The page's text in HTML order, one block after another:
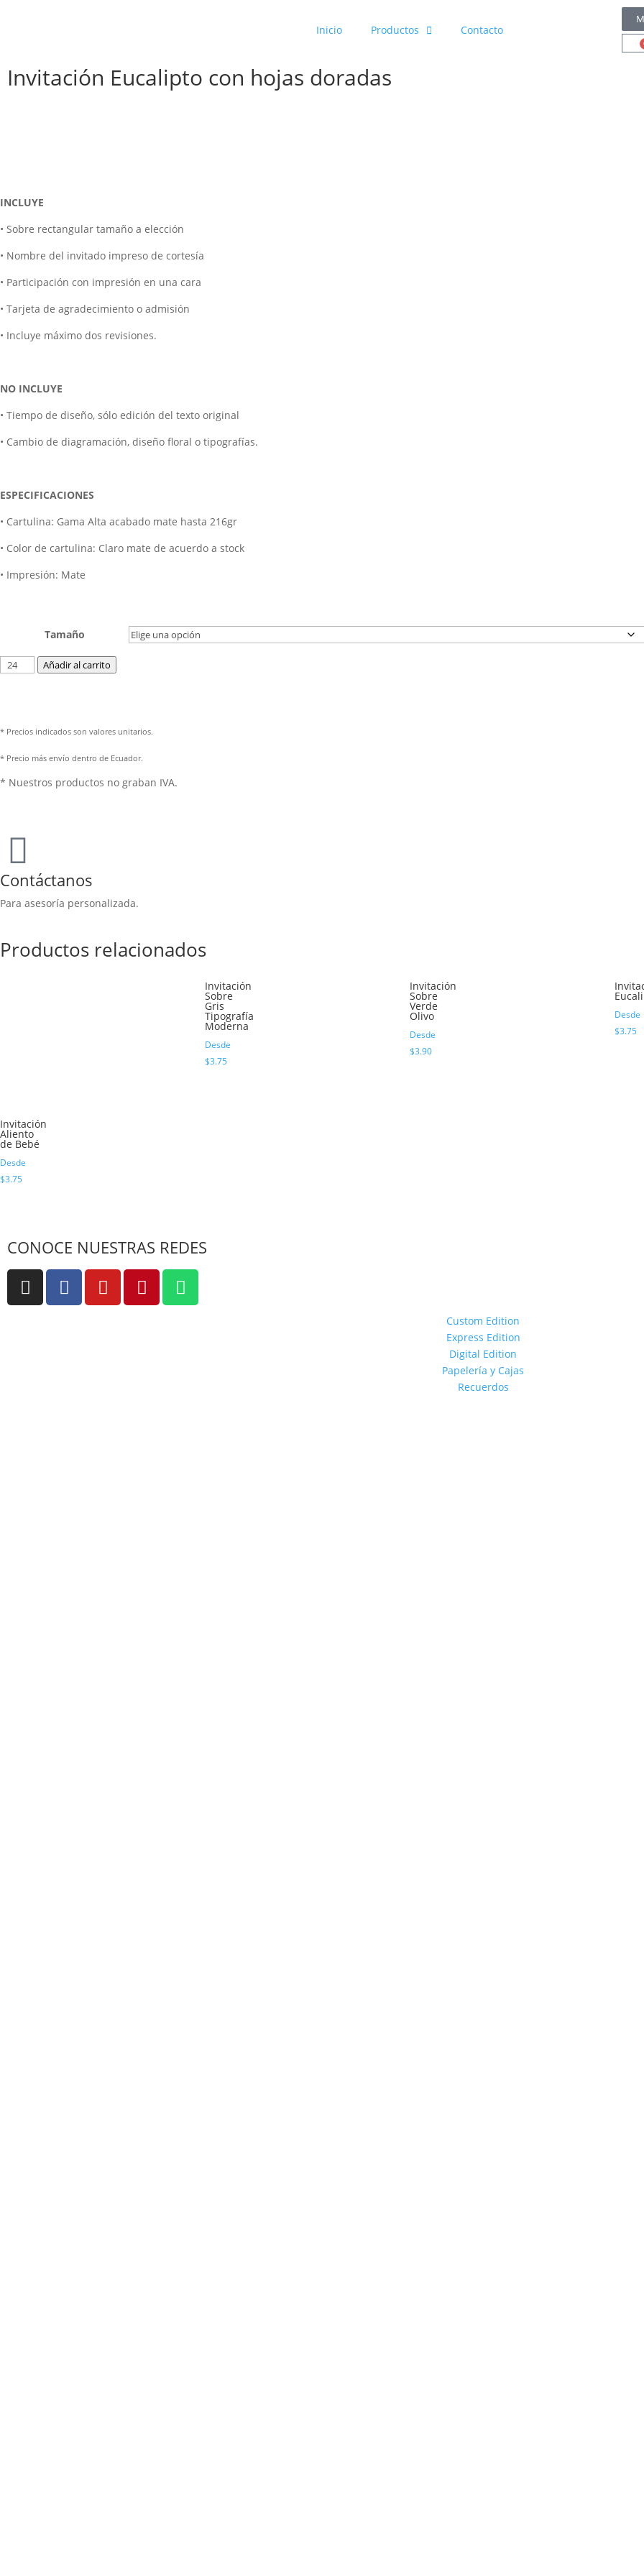
Inicio Productos Contacto
Invitación Eucalipto con hojas doradas
INCLUYE
• Sobre rectangular tamaño a elección
• Nombre del invitado impreso de cortesía
• Participación con impresión en una cara
• Tarjeta de agradecimiento o admisión
• Incluye máximo dos revisiones.
NO INCLUYE
• Tiempo de diseño, sólo edición del texto original
• Cambio de diagramación, diseño floral o tipografías.
ESPECIFICACIONES
• Cartulina: Gama Alta acabado mate hasta 216gr
• Color de cartulina: Claro mate de acuerdo a stock
• Impresión: Mate
Tamaño
Añadir al carrito
* Precios indicados son valores unitarios.
* Precio más envío dentro de Ecuador.
* Nuestros productos no graban IVA.
Contáctanos
Para asesoría personalizada.
Productos relacionados
Invitación
Sobre
Gris
Tipografía
Moderna
Desde
$3.75
Invitación
Sobre
Verde
Olivo
Desde
$3.90
Desde
$3.75
Invitación
Aliento
de Bebé
Desde
$3.75
CONOCE NUESTRAS REDES
Custom Edition
Express Edition
Digital Edition
Papelería y Cajas
Recuerdos